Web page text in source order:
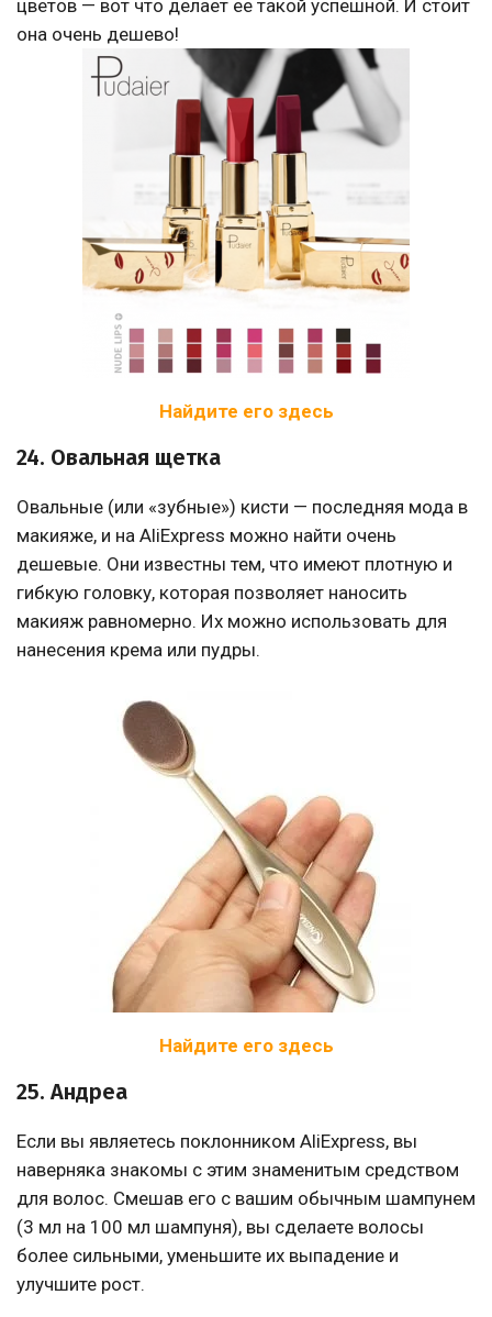
цветов — вот что делает ее такой успешной. И стоит
она очень дешево!
Найдите его здесь
24. Овальная щетка
Овальные (или «зубные») кисти — последняя мода в
макияже, и на AliExpress можно найти очень
дешевые. Они известны тем, что имеют плотную и
гибкую головку, которая позволяет наносить
макияж равномерно. Их можно использовать для
нанесения крема или пудры.
Найдите его здесь
25. Андреа
Если вы являетесь поклонником AliExpress, вы
наверняка знакомы с этим знаменитым средством
для волос. Смешав его с вашим обычным шампунем
(3 мл на 100 мл шампуня), вы сделаете волосы
более сильными, уменьшите их выпадение и
улучшите рост.